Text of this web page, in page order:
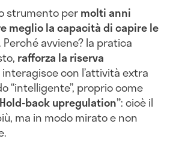
strumento permolti anni
meglio la capacità di capire le
. Perché avviene? la pratica
rafforza la riserva
interagisce con l’attività extra
“intelligente”, proprio come
back upregulation”: cioè il
ma in modo mirato e non